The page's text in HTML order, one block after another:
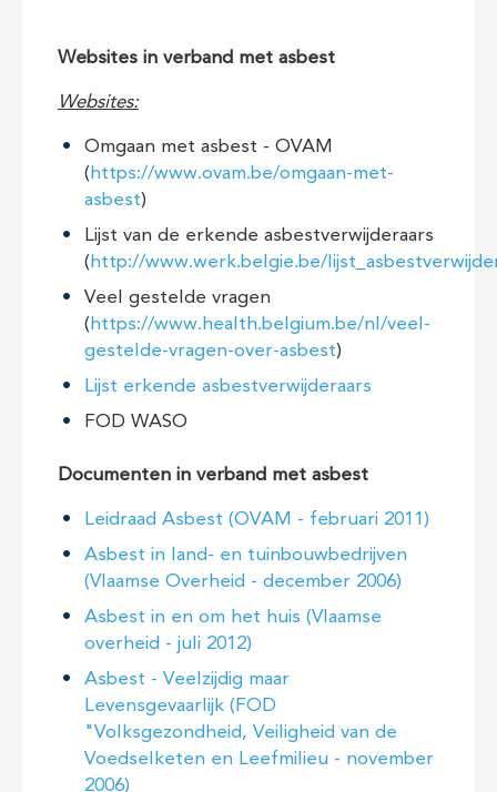
Websites in verband met asbest
Websites:
Omgaan met asbest - OVAM
( https://www.ovam.be/omgaan-met-
asbest)
Lijst van de erkende asbestverwijderaars
( http://www.werk.belgie.be/
Veel gestelde vragen
( https://www.health.belgium.be/nl/veel-
gestelde-vragen-over-asbest)
Lijst erkende asbestverwijderaars
FOD WASO
Documenten in verband met asbest
Leidraad Asbest (OVAM - februari 2011)
Asbest in land- en tuinbouwbedrijven
(Vlaamse Overheid - december 2006)
Asbest in en om het huis (Vlaamse
overheid - juli 2012)
Asbest - Veelzijdig maar
Levensgevaarlijk (FOD
"Volksgezondheid, Veiligheid van de
Voedselketen en Leefmilieu - november
2006)